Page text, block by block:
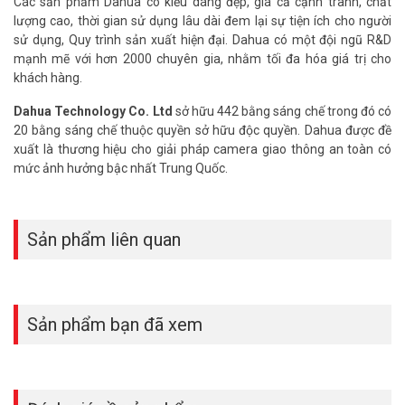
míc khuyến mãi
Thông tin gói camera ưu đãi Giá niêm yết
Trọn bộ 1 camera
4.285.000Đ
Trọn bộ 2 camera
7.325.000Đ
Trọn bộ 4 camera
8.845.000Đ
* Lưu ý:Gói SILVER Siêu Tiết Kiệm chưa bao gồm chi phí ổ cứng giám
sát. Quý khách hàng vui lòng chọn thêm theo nhu cầu sử dụng.
Purple và Seagate Skyhawk có dung lượng từ 1TB trở lên.
khách lưu ý tránh mua phải ổ cứng giả hoặc kém chất lượng, ổ cứng
Vuhoangtelecom gợi ý mua thêm ổ cứng
chuyên dụng WD Purple – Seagate Skyhawk
giá tham khảo:
– Ổ cứng giám sát 2TB giá ưu đãi theo bộ: 1.800.000đ.
lượng cao, thời gian sử dụng lâu dài đem lại sự tiện ích cho người
sử dụng, Quy trình sản xuất hiện đại. Dahua có một đội ngũ R&D
mạnh mẽ với hơn 2000 chuyên gia, nhằm tối đa hóa giá trị cho
khách hàng.
Dahua Technology Co. Ltd sở hữu 442 bằng sáng chế trong đó có
20 bằng sáng chế thuộc quyền sở hữu độc quyền. Dahua được đề
xuất là thương hiệu cho giải pháp camera giao thông an toàn có
mức ảnh hưởng bậc nhất Trung Quốc.
Sản phẩm liên quan
Sản phẩm bạn đã xem